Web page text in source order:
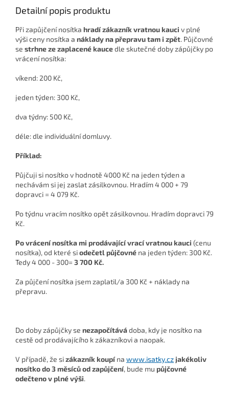
Detailní popis produktu
Při zapůjčení nosítka hradí zákazník vratnou kauci v plné
výši ceny nosítka a náklady na přepravu tam i zpět. Půjčovné
se strhne ze zaplacené kaucedle skutečné doby zápůjčky po
vrácení nosítka:
víkend: 200 Kč,
jeden týden: 300 Kč,
dva týdny: 500 Kč,
déle: dle individuální domluvy.
Příklad:
Půjčuji si nosítko v hodnotě 4000 Kč na jeden týden a
nechávám si jej zaslat zásilkovnou. Hradím 4 000 + 79
dopravci = 4 079 Kč.
Po týdnu vracím nosítko opět zásilkovnou. Hradím dopravci 79
Kč.
Po vrácení nosítka mi prodávající vrací vratnou kauci (cenu
nosítka), od které siodečetl půjčovné na jeden týden: 300 Kč.
Tedy 4 000 - 300=3 700 Kč.
Za půjčení nosítka jsem zaplatil/a 300 Kč + náklady na
přepravu.
Do doby zápůjčky se nezapočítávádoba, kdy je nosítko na
cestě od prodávajícího k zákazníkovi a naopak.
V případě, že sizákazník koupína www.isatky.cz jakékoliv
nosítko do 3 měsíců od zapůjčení, bude mu půjčovné
odečteno v plné výši.